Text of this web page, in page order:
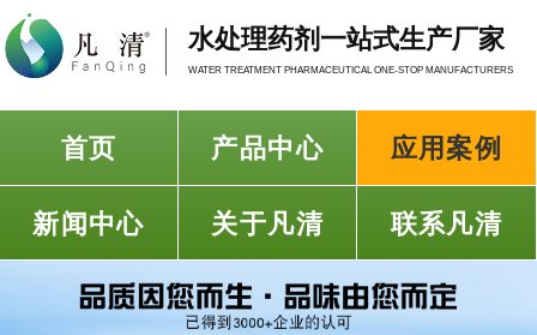
水处理药剂一站式生产厂家
WATER TREATMENT PHARMACEUTICAL ONE-STOP MANUFACTURERS
首页 产品中心
应用案例
新闻中心
关于凡清 联系凡清